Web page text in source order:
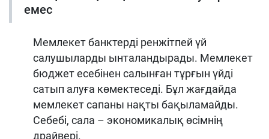
емес
Мемлекет банктерді ренжітпей үй
салушыларды ынталандырады. Мемлекет
бюджет есебінен салынған тұрғын үйді
сатып алуға көмектеседі. Бұл жағдайда
мемлекет сапаны нақты бақыламайды.
Себебі, сала – экономикалық өсімнің
драйвері.